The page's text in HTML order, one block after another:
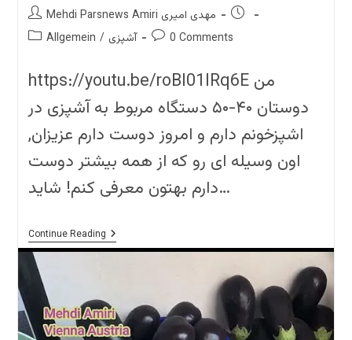
Post
author:
Mehdi Parsnews Amiri مهدی امیری
Post
PostAllgemein / آشپزی
Post0 Comments
https://youtu.be/roBI01lRq6E من
دوستان ۴۰-۵۰ دستگاه مربوط به آشپزی در
اشپزخونم دارم و امروز دوست دارم عزیزان,
اون وسیله ای رو که از همه بیشتر دوست
دارم بهتون معرفی کنم! شاید…
Continue ReadingThe
Best
Kitchen
بهترین
وسیله
آشپزی